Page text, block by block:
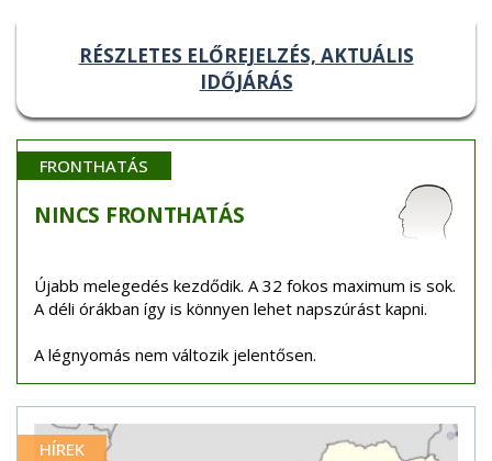
RÉSZLETES ELŐREJELZÉS, AKTUÁLIS
IDŐJÁRÁS
FRONTHATÁS
NINCS FRONTHATÁS
Újabb melegedés kezdődik. A 32 fokos maximum is sok.
A déli órákban így is könnyen lehet napszúrást kapni.
A légnyomás nem változik jelentősen.
HÍREK